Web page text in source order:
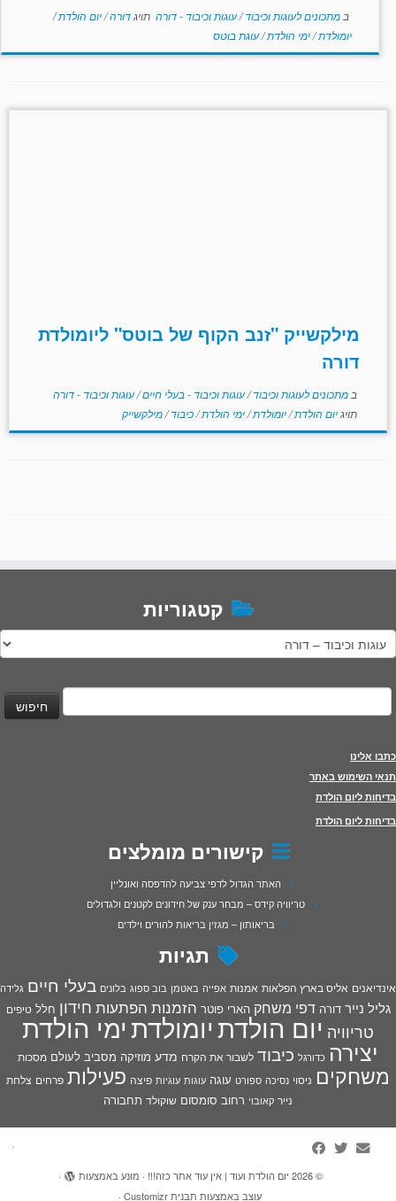
ב מתכונים לעוגות וכיבוד/עוגות וכיבוד - דורה תויגדורה/יום הולדת/
יומולדת/ימי הולדת/עוגת בוטס
מילקשייק "זנב הקוף של בוטס" ליומולדת
דורה
ב מתכונים לעוגות וכיבוד/עוגות וכיבוד - בעלי חיים/עוגות וכיבוד - דורה
תויגיום הולדת/יומולדת/ימי הולדת/כיבוד/מילקשייק
קטגוריות
קטגוריות
חיפוש:
כתבו אלינו
תנאי השימוש באתר
בדיחות ליום הולדת
בדיחות ליום הולדת
קישורים מומלצים
האתר הגדול לדפי צביעה להדפסה ואונליין
טריוויה קידס – מבחר ענק של חידונים לקטנים ולגדולים
בריאותון – מגזין בריאות להורים וילדים
תגיות
אינדיאנים אליס בארץ הפלאות אמנות אפייה באטמן בוב ספוג בלונים בעלי חיים גלידה
גליל נייר דורה דפי משחק הארי פוטר הזמנות הפתעות חידון חלל טיפים
טריוויה יום הולדתיומולדתימי הולדת
יצירה כדורגל כיבוד לשבור את הקרח מדע מוזיקה מסביב לעולם מסכות
משחקים ניסוי נסיכה ספורט עוגה עוגות עוגיות פיצה פעילות פרחים צלחת
נייר קאובוי רחוב סומסום שוקולד תחבורה
·
© 2026 יום הולדת ועוד | אין עוד אתר כזה!!! · מונע באמצעות
·
עוצב באמצעות תבנית Customizr ·